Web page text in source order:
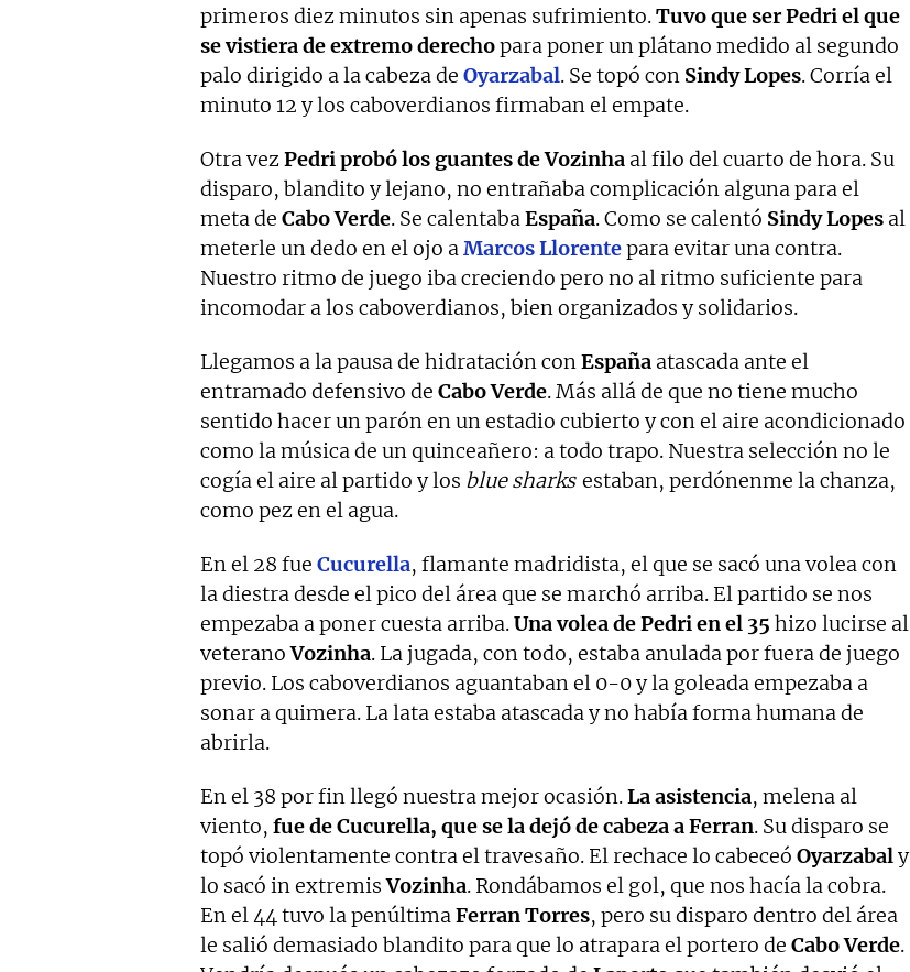
primeros diez minutos sin apenas sufrimiento.Tuvo que ser Pedri el que
se vistiera de extremo derechopara poner un plátano medido al segundo
palo dirigido a la cabeza de Oyarzabal. Se topó con Sindy Lopes. Corría el
minuto 12 y los caboverdianos firmaban el empate.
Otra vezPedri probó los guantes de Vozinha al filo del cuarto de hora. Su
disparo, blandito y lejano, no entrañaba complicación alguna para el
meta de Cabo Verde. Se calentabaEspaña. Como se calentó Sindy Lopes al
meterle un dedo en el ojo aMarcos Llorentepara evitar una contra.
Nuestro ritmo de juego iba creciendo pero no al ritmo suficiente para
incomodar a los caboverdianos, bien organizados y solidarios.
Llegamos a la pausa de hidratación conEspaña atascada ante el
entramado defensivo de Cabo Verde. Más allá de que no tiene mucho
sentido hacer un parón en un estadio cubierto y con el aire acondicionado
como la música de un quinceañero: a todo trapo. Nuestra selección no le
cogía el aire al partido y los blue sharks estaban, perdónenme la chanza,
como pez en el agua.
En el 28 fue Cucurella, flamante madridista, el que se sacó una volea con
la diestra desde el pico del área que se marchó arriba. El partido se nos
empezaba a poner cuesta arriba.Una volea de Pedri en el 35 hizo lucirse al
veteranoVozinha. La jugada, con todo, estaba anulada por fuera de juego
previo. Los caboverdianos aguantaban el 0-0 y la goleada empezaba a
sonar a quimera. La lata estaba atascada y no había forma humana de
abrirla.
En el 38 por fin llegó nuestra mejor ocasión.La asistencia, melena al
viento, fue de Cucurella, que se la dejó de cabeza a Ferran. Su disparo se
topó violentamente contra el travesaño. El rechace lo cabeceó Oyarzabaly
lo sacó in extremisVozinha. Rondábamos el gol, que nos hacía la cobra.
En el 44 tuvo la penúltimaFerran Torres, pero su disparo dentro del área
le salió demasiado blandito para que lo atrapara el portero de Cabo Verde.